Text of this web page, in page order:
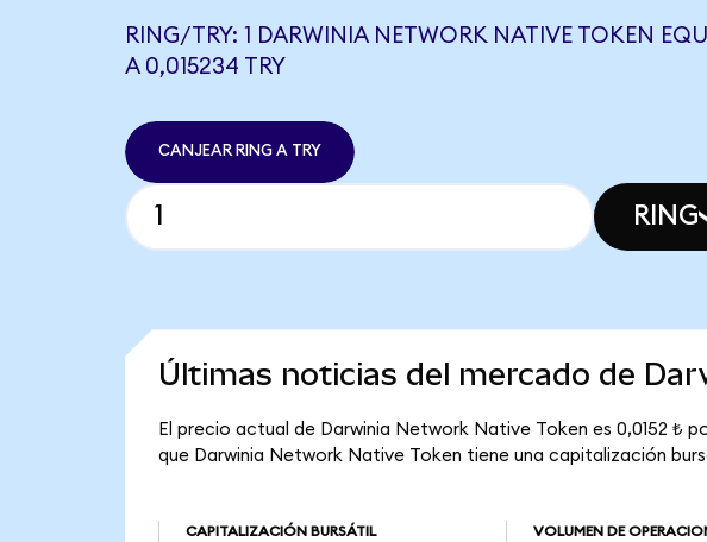
RING/TRY: 1 DARWINIA NETWORK NATIVE TOKEN
A 0,015234 TRY
CANJEAR RING A TRY
RING
Últimas noticias del mercado de
El precio actual de Darwinia Network Native Token es 0,0152 ₺
que Darwinia Network Native Token tiene una capitalización
CAPITALIZACIÓN BURSÁTIL VOLUMEN DE